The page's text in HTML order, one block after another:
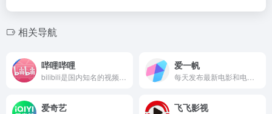
相关导航
哔哩哔哩 爱一帆
爱奇艺 飞飞影视